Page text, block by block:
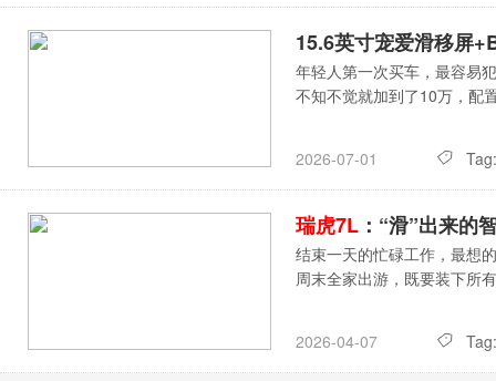
15.6英寸宠爱滑移屏
年轻人第一次买车，最容易
不知不觉就加到了10万，配
2026-07-01 Tag:
瑞虎7L ：“滑”出来的
结束一天的忙碌工作，最想
周末全家出游，既要装下所
2026-04-07 Tag: